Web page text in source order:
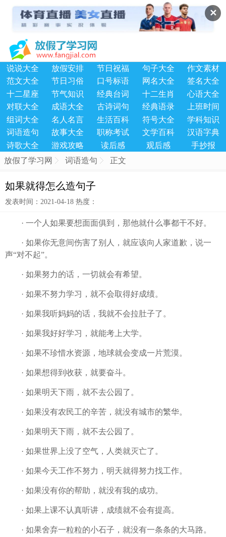
✕
说说大全 放假安排 节日祝福 句子大全
作文素材
范文大全
节日习俗 口号标语 网名大全
签名大全
十二星座
节气知识 经典台词 十二生肖
心语大全
对联大全
成语大全 古诗词句 经典语录
上班时间
组词大全
名人名言 生活百科 符号大全
学科知识
词语造句
故事大全 职称考试 文学百科
汉语字典
诗歌大全
游戏攻略 读后感 观后感
手抄报
放假了学习网
词语造句 正文
如果就得怎么造句子
发表时间：2021-04-18 热度：
· 一个人如果要想面面俱到，那他就什么事都干不好。
· 如果你无意间伤害了别人，就应该向人家道歉，说一
声“对不起”。
· 如果努力的话，一切就会有希望。
· 如果不努力学习，就不会取得好成绩。
· 如果我听妈妈的话，我就不会拉肚子了。
· 如果我好好学习，就能考上大学。
· 如果不珍惜水资源，地球就会变成一片荒漠。
· 如果想得到收获，就要奋斗。
· 如果明天下雨，就不去公园了。
· 如果没有农民工的辛苦，就没有城市的繁华。
· 如果明天下雨，就不去公园了。
· 如果世界上没了空气，人类就灭亡了。
· 如果今天工作不努力，明天就得努力找工作。
· 如果没有你的帮助，就没有我的成功。
· 如果上课不认真听讲，成绩就不会有提高。
· 如果舍弃一粒粒的小石子，就没有一条条的大马路。